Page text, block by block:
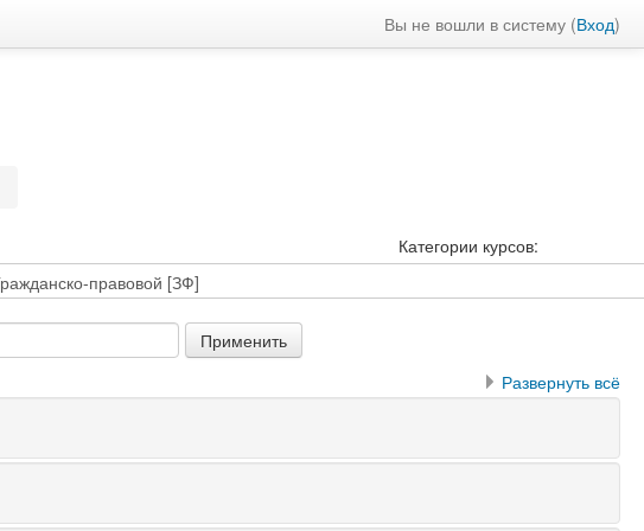
Вы не вошли в систему (Вход)
Категории курсов:
Развернуть всё